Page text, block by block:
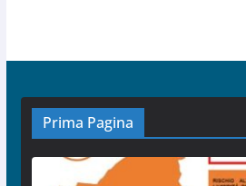
Prima Pagina